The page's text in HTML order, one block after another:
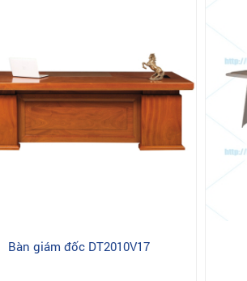
Bàn giám đốc DT2010V17